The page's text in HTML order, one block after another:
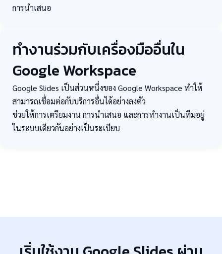
การนำเสนอ
ทำงานร่วมกับเครื่องมืออื่นใน
Google Workspace
Google Slides เป็นส่วนหนึ่งของ Google Workspace ทำให้
สามารถเชื่อมต่อกับบริการอื่นได้อย่างลงตัว
ช่วยให้การเตรียมงาน การนำเสนอ และการทำงานเป็นทีมอยู่
ในระบบเดียวกันอย่างเป็นระเบียบ